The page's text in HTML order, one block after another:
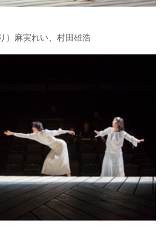
）麻実れい、村田雄浩